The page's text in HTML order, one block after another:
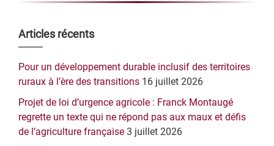
Barre
latérale
principale
Articles récents
Pour un développement durable inclusif des territoires
ruraux à l’ère des transitions 16 juillet 2026
Projet de loi d’urgence agricole : Franck Montaugé
regrette un texte qui ne répond pas aux maux et défis
de l’agriculture française 3 juillet 2026